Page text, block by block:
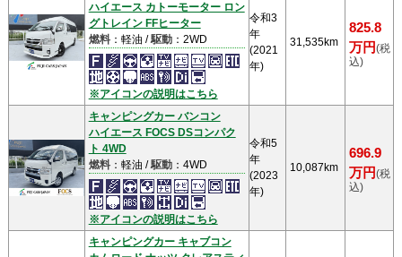
ハイエース カトーモーター ロン
グトレイン FFヒーター
燃料：軽油 /駆動：2WD
※アイコンの説明はこちら
令和3
年
(2021
年)
31,535km
825.8
万円(税
込)
キャンピングカー バンコン
ハイエース FOCS DSコンパク
ト 4WD
燃料：軽油 /駆動：4WD
※アイコンの説明はこちら
令和5
年
(2023
年)
10,087km
696.9
万円(税
込)
キャンピングカー キャブコン